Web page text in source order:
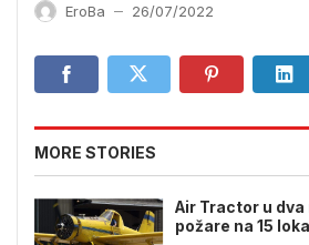
EroBa — 26/07/2022
MORE STORIES
Air Tractor u
požare na 15